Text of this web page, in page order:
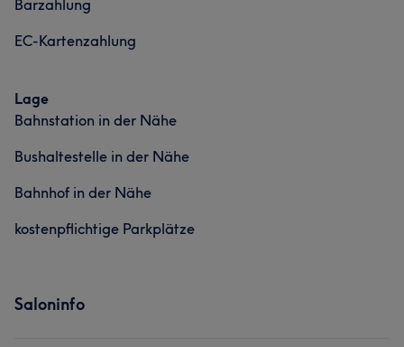
Barzahlung
EC-Kartenzahlung
Lage
Bahnstation in der Nähe
Bushaltestelle in der Nähe
Bahnhof in der Nähe
kostenpflichtige Parkplätze
Saloninfo